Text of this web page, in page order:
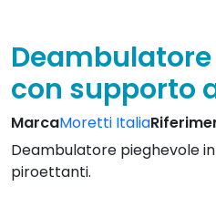
con supporto
MarcaMoretti Italia
Deambulatore pieghevole
piroettanti.